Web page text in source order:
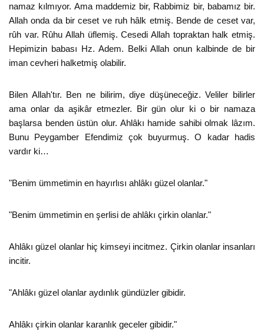
namaz kılmıyor. Ama maddemiz bir, Rabbimiz bir, babamız bir.
Allah onda da bir ceset ve ruh hâlk etmiş. Bende de ceset var,
rûh var. Rûhu Allah üflemiş. Cesedi Allah topraktan halk etmiş.
Hepimizin babası Hz. Adem. Belki Allah onun kalbinde de bir
iman cevheri halketmiş olabilir.
Bilen Allah'tır. Ben ne bilirim, diye düşüneceğiz. Veliler bilirler
ama onlar da aşikâr etmezler. Bir gün olur ki o bir namaza
başlarsa benden üstün olur. Ahlâkı hamide sahibi olmak lâzım.
Bunu Peygamber Efendimiz çok buyurmuş. O kadar hadis
vardır ki…
"Benim ümmetimin en hayırlısı ahlâkı güzel olanlar."
"Benim ümmetimin en şerlisi de ahlâkı çirkin olanlar."
Ahlâkı güzel olanlar hiç kimseyi incitmez. Çirkin olanlar insanları
incitir.
"Ahlâkı güzel olanlar aydınlık gündüzler gibidir.
Ahlâkı çirkin olanlar karanlık geceler gibidir."